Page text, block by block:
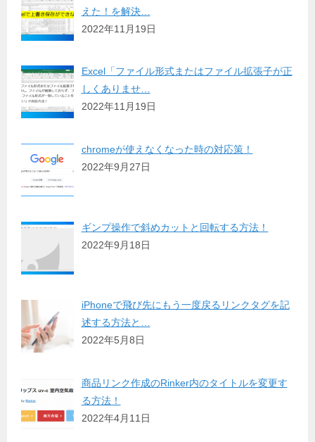
えた！を解決…
2022年11月19日
Excel「ファイル形式またはファイル拡張子が正
しくありませ…
2022年11月19日
chromeが使えなくなった時の対応策！
2022年9月27日
ギンプ操作で斜めカットと回転する方法！
2022年9月18日
iPhoneで飛び先にもう一度戻るリンクタグを記
述する方法と…
2022年5月8日
商品リンク作成のRinker内のタイトルを変更す
る方法！
2022年4月11日